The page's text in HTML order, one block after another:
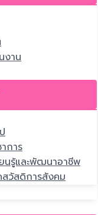
งาน
การ
นรู้และพัฒนาอาชีพ
วัสดิการสังคม